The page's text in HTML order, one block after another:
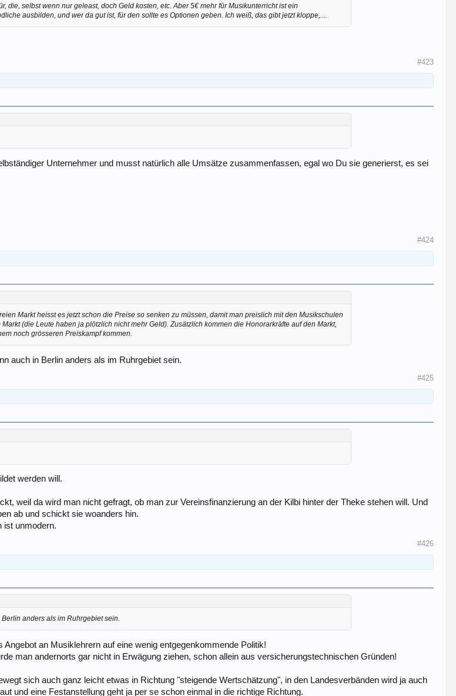
die, selbst wenn nur geleast, doch Geld kosten, etc. Aber 5€ mehr für Musikunterricht ist ein
ausbilden, und wer da gut ist, für den sollte es Optionen geben. Ich weiß, das gibt jetzt kloppe,....
#423
Unternehmer und musst natürlich alle Umsätze zusammenfassen, egal wo Du sie generierst, es sei
#424
Markt heisst es jetzt schon die Preise so senken zu müssen, damit man preislich mit den Musikschulen
(die Leute haben ja plötzlich nicht mehr Geld). Zusätzlich kommen die Honorarkräfte auf den Markt,
noch grösseren Preiskampf kommen.
auch in Berlin anders als im Ruhrgebiet sein.
#425
werden will.
weil da wird man nicht gefragt, ob man zur Vereinsfinanzierung an der Kilbi hinter der Theke stehen will. Und
ab und schickt sie woanders hin.
ist unmodern.
#426
anders als im Ruhrgebiet sein.
an Musiklehrern auf eine wenig entgegenkommende Politik!
man andernorts gar nicht in Erwägung ziehen, schon allein aus versicherungstechnischen Gründen!
sich auch ganz leicht etwas in Richtung "steigende Wertschätzung", in den Landesverbänden wird ja auch
und eine Festanstellung geht ja per se schon einmal in die richtige Richtung.